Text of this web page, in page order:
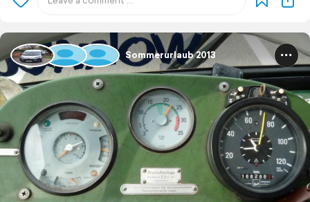
Sommerurlaub 2013